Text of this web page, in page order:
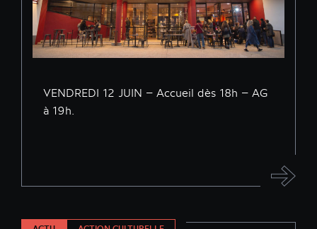
VENDREDI 12 JUIN – Accueil dès 18h – AG
à 19h.